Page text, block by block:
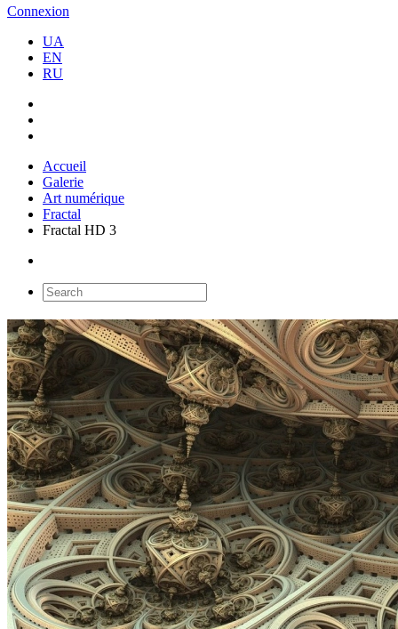
Connexion
UA
EN
RU
Accueil
Galerie
Art numérique
Fractal
Fractal HD 3